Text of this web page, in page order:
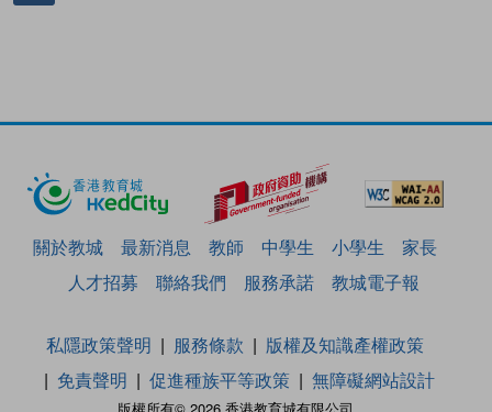
關於教城 最新消息 教師 中學生 小學生
家長
人才招募
聯絡我們 服務承諾 教城電子報
私隱政策聲明 服務條款
版權及知識產權政策
免責聲明
促進種族平等政策 無障礙網站設計